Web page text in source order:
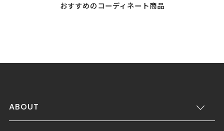
おすすめのコーディネート商品
ABOUT